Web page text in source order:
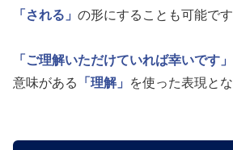
「される」 の形にすることも可能です
「ご理解いただけていれば幸いです」
意味がある
「理解」 を使った表現とな